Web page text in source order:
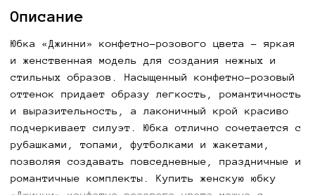
Описание
Юбка «Джинни» конфетно-розового цвета - яркая
и женственная модель для создания нежных и
стильных образов. Насыщенный конфетно-розовый
оттенок придает образу легкость, романтичность
и выразительность, а лаконичный крой красиво
подчеркивает силуэт. Юбка отлично сочетается с
рубашками, топами, футболками и жакетами,
позволяя создавать повседневные, праздничные и
романтичные комплекты. Купить женскую юбку